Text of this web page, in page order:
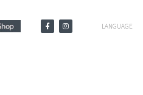
LANGUAGE